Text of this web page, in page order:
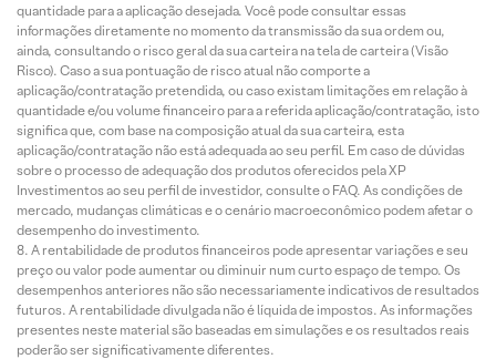
quantidade para a aplicação desejada. Você pode consultar essas
informações diretamente no momento da transmissão da sua ordem ou,
ainda, consultando o risco geral da sua carteira na tela de carteira (Visão
Risco). Caso a sua pontuação de risco atual não comporte a
aplicação/contratação pretendida, ou caso existam limitações em relação à
quantidade e/ou volume financeiro para a referida aplicação/contratação, isto
significa que, com base na composição atual da sua carteira, esta
aplicação/contratação não está adequada ao seu perfil. Em caso de dúvidas
sobre o processo de adequação dos produtos oferecidos pela XP
Investimentos ao seu perfil de investidor, consulte o FAQ. As condições de
mercado, mudanças climáticas e o cenário macroeconômico podem afetar o
desempenho do investimento.
A rentabilidade de produtos financeiros pode apresentar variações e seu
preço ou valor pode aumentar ou diminuir num curto espaço de tempo. Os
desempenhos anteriores não são necessariamente indicativos de resultados
futuros. A rentabilidade divulgada não é líquida de impostos. As informações
presentes neste material são baseadas em simulações e os resultados reais
poderão ser significativamente diferentes.